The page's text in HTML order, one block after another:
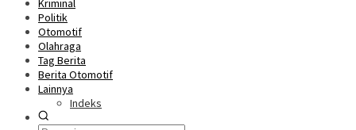
Kriminal
Politik
Otomotif
Olahraga
Tag Berita
Berita Otomotif
Lainnya
Indeks